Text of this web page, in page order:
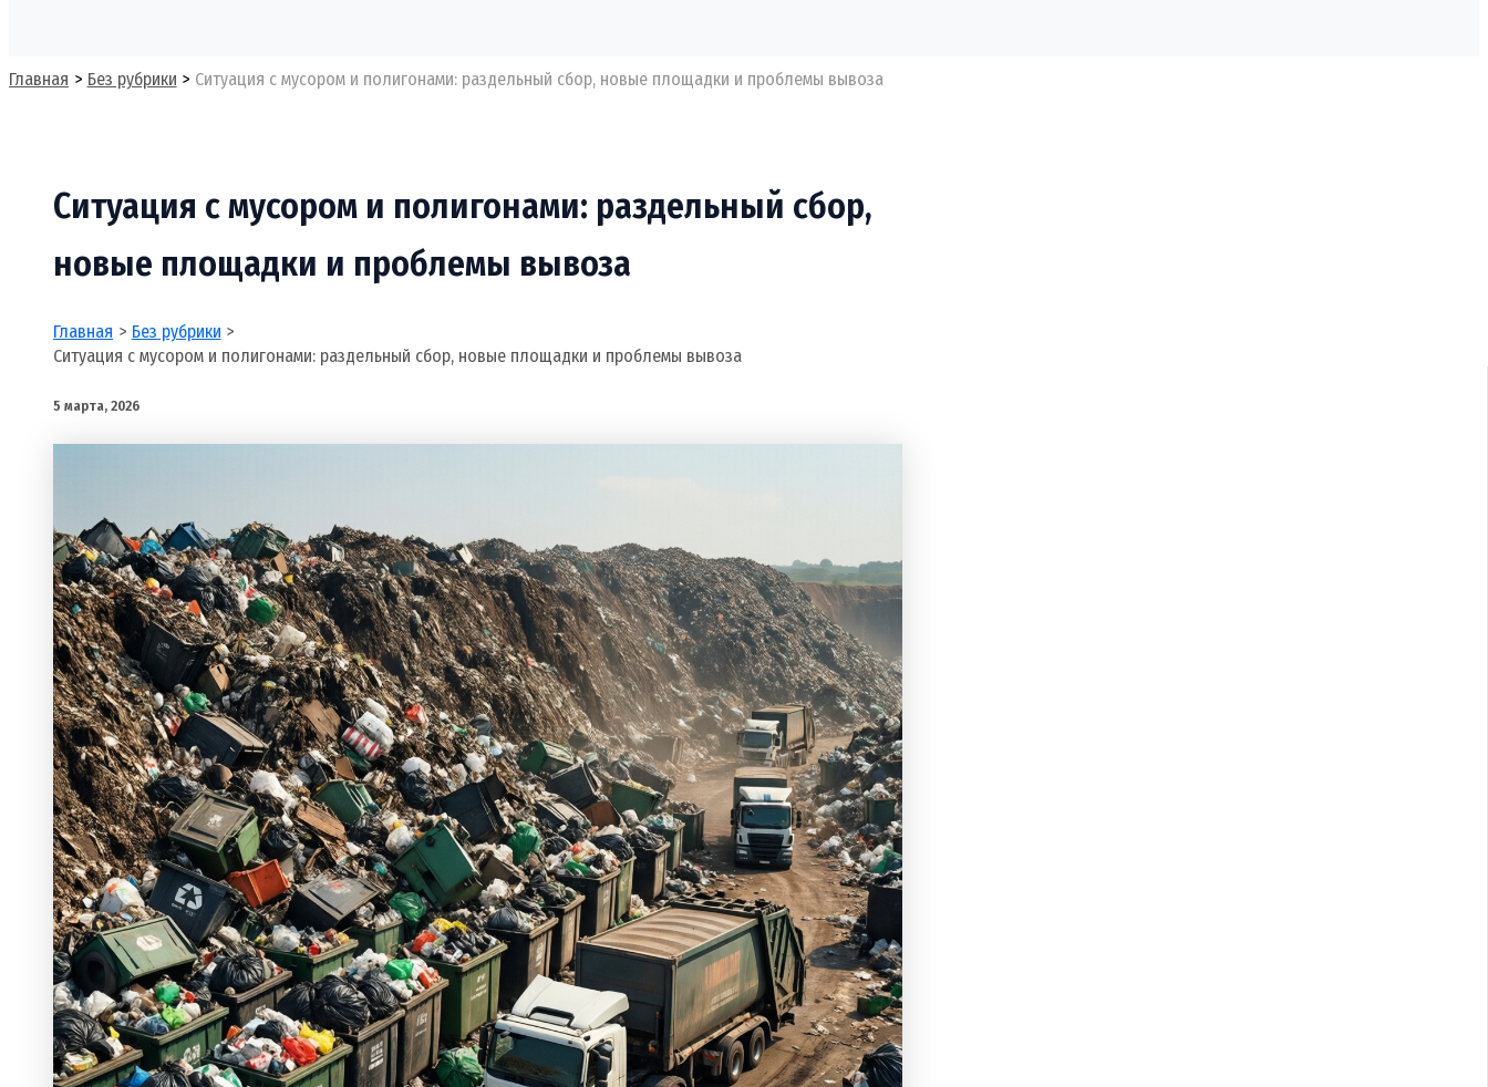
Главная Без рубрики Ситуация с мусором и полигонами: раздельный сбор, новые площадки и проблемы вывоза
Ситуация с мусором и полигонами: раздельный сбор,
новые площадки и проблемы вывоза
Главная
Без рубрики
Ситуация с мусором и полигонами: раздельный сбор, новые площадки и проблемы вывоза
5 марта, 2026